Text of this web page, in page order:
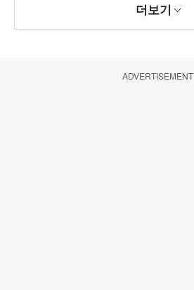
더보기
ADVERTISEMENT